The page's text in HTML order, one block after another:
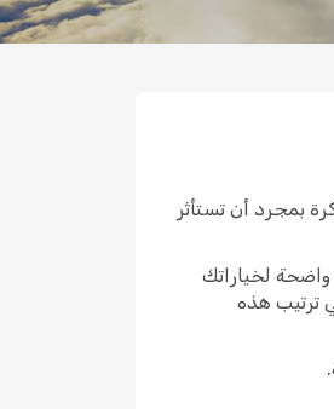
بمجرد أن تستأثر
واضحة لخياراتك
ترتيب هذه